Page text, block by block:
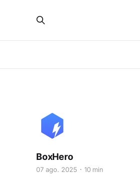
BoxHero
07 ago. 2025 10 min